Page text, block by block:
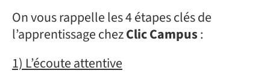
On vous rappelle les 4 étapes clés de
l’apprentissage chezClic Campus:
1) L’écoute attentive